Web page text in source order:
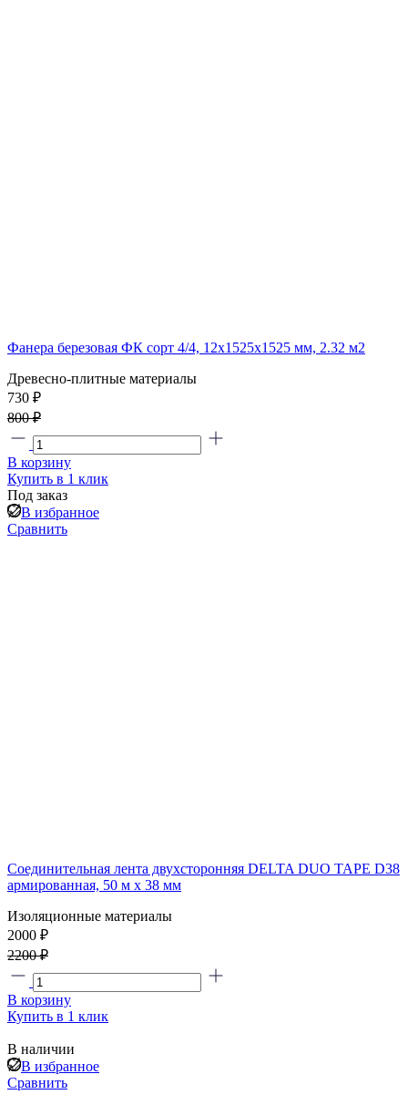
Фанера березовая ФК сорт 4/4, 12х1525х1525 мм, 2.32 м2
Древесно-плитные материалы
730 ₽
800 ₽
В корзину
Купить в 1 клик
Под заказ
В избранное
Сравнить
Соединительная лента двухсторонняя DELTA DUO TAPE D38
армированная, 50 м х 38 мм
Изоляционные материалы
2000 ₽
2200 ₽
В корзину
Купить в 1 клик
В наличии
В избранное
Сравнить